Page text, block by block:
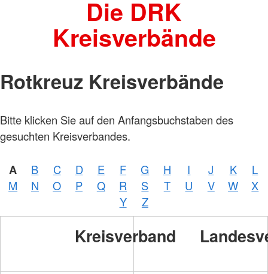
Die DRK
Kreisverbände
Rotkreuz Kreisverbände
Bitte klicken Sie auf den Anfangsbuchstaben des
gesuchten Kreisverbandes.
A B C D E F G H I J K
L
M
N O P Q R S T U V W
X
Y
Z
Kreisverband